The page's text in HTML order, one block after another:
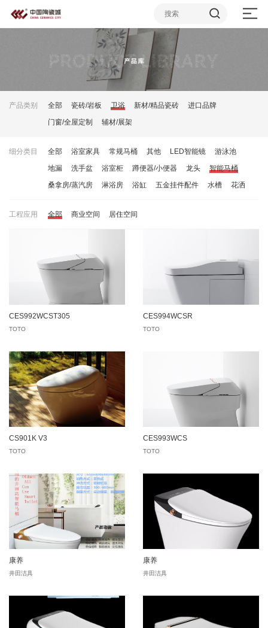
产品类别 全部 瓷砖/岩板 卫浴 新材/精品瓷砖
进口品牌
门窗/全屋定制
辅材/展架
细分类目 全部 浴室家具 常规马桶 其他 LED智能镜
游泳池
地漏
洗手盆 浴室柜 蹲便器/小便器 龙头
智能马桶
桑拿房/蒸汽房
淋浴房 浴缸 五金挂件配件 水槽 花洒
工程应用 全部 商业空间 居住空间
CES992WCST305
TOTO
CES994WCSR
TOTO
CS901K V3
TOTO
CES993WCS
TOTO
康养
井田洁具
康养
井田洁具